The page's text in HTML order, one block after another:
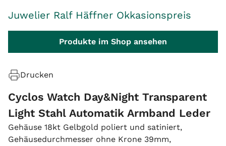
Juwelier Ralf Häffner Okkasionspreis
Produkte im Shop ansehen
Drucken
Cyclos Watch Day&Night Transparent
Light Stahl Automatik Armband Leder
Gehäuse 18kt Gelbgold poliert und satiniert,
Gehäusedurchmesser ohne Krone 39mm,